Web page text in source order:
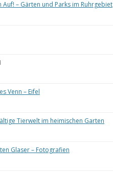
Auf! – Gärten und Parks im Ruhrgebiet
Venn – Eifel
Tierwelt im heimischen Garten
Glaser – Fotografien